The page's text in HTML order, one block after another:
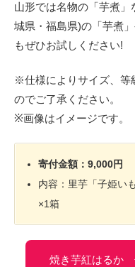
山形では名物の「芋煮
城県・福島県)の「芋煮
もぜひお試しください!
※仕様によりサイズ、等
のでご了承ください。
※画像はイメージです。
寄付金額：9,000円
内容：里芋「子姫い
×1箱
焼き芋紅はるか